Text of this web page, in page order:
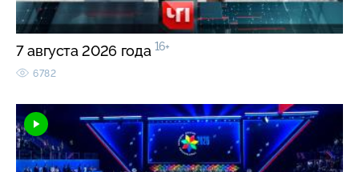
7 августа 2026 года 16+
6782